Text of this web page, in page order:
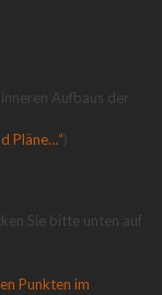
Aufbaus der
Pläne…“)
Sie bitte unten auf
Punkten im